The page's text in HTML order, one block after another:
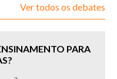
Ver todos os debates
PARA